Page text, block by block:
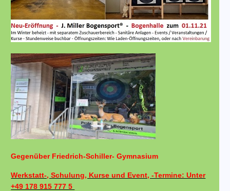
Gegenüber Friedrich-Schiller- Gymnasium
Werkstatt-, Schulung, Kurse und Event, -Termine: Unter
+49 178 915 777 5